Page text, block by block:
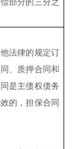
法律的规定订
、质押合同和
是主债权债务
的，担保合同